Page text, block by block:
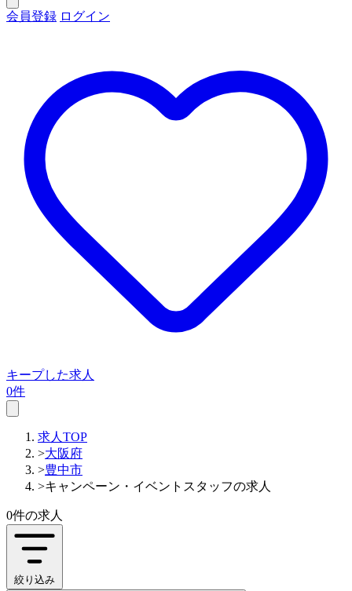
会員登録 ログイン
キープした求人
0件
求人TOP
>大阪府
>豊中市
>キャンペーン・イベントスタッフの求人
0件の求人
絞り込み